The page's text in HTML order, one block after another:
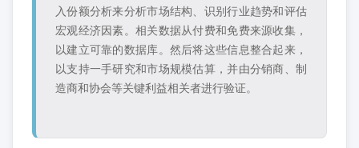
入份额分析来分析市场结构、识别行业趋势和评估
宏观经济因素。相关数据从付费和免费来源收集，
以建立可靠的数据库。然后将这些信息整合起来，
以支持一手研究和市场规模估算，并由分销商、制
造商和协会等关键利益相关者进行验证。